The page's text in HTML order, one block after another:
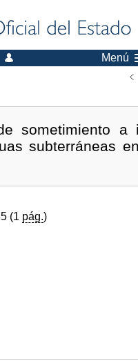
Menú
sometimiento a
subterráneas
(1 pág.)